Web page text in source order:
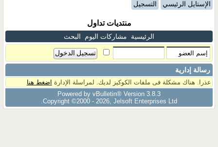
الإستايل الرئيسي التسجيل
منتديات تداول
الرئيسية مشاركات اليوم البحث
رسالة إدارية
عذرا. هناك مشكلة فى ملفات الكوكيز لديك. لمراسلة الإدارة اضغط هنا
Powered by vBulletin® Version 3.8.3
Copyright ©2000 - 2026, Jelsoft Enterprises Ltd.